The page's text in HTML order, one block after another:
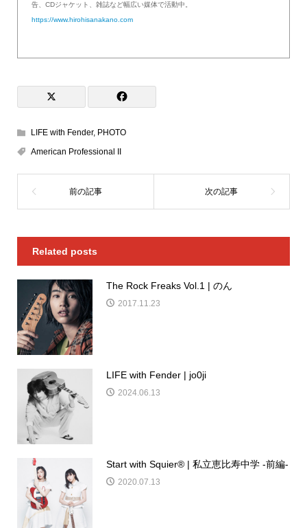
告、CDジャケット、雑誌など幅広い媒体で活動中。
https://www.hirohisanakano.com
LIFE with Fender, PHOTO
American Professional II
Related posts
The Rock Freaks Vol.1 | のん
2017.11.23
LIFE with Fender | jo0ji
2024.06.13
Start with Squier® | 私立恵比寿中学 -前編-
2020.07.13